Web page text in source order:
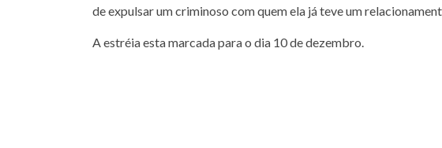
de expulsar um criminoso com quem ela já teve um
A estréia esta marcada para o dia 10 de dezembro.